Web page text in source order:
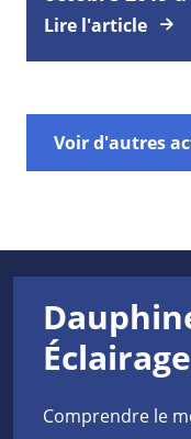
Lire l'article
Voir d'autres
Comprendre le